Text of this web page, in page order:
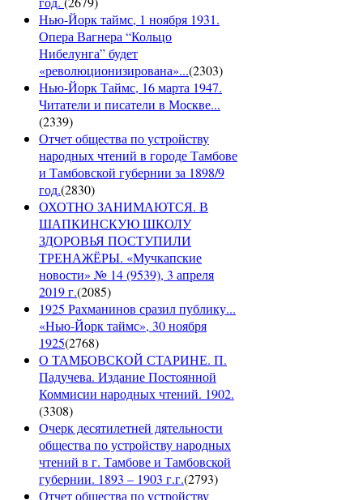
Нью-Йорк таймс, 1 ноября 1931.
Опера Вагнера “Кольцо
Нибелунга” будет
«революционизирована»...(2303)
Нью-Йорк Таймс, 16 марта 1947.
Читатели и писатели в Москве...
(2339)
Отчет общества по устройству
народных чтений в городе Тамбове
и Тамбовской губернии за 1898/9
год.(2830)
ОХОТНО ЗАНИМАЮТСЯ. В
ШАПКИНСКУЮ ШКОЛУ
ЗДОРОВЬЯ ПОСТУПИЛИ
ТРЕНАЖЁРЫ. «Мучкапские
новости» № 14 (9539), 3 апреля
2019 г.(2085)
1925 Рахманинов сразил публику...
«Нью-Йорк таймс», 30 ноября
1925(2768)
О ТАМБОВСКОЙ СТАРИНЕ. П.
Падучева. Издание Постоянной
Коммисии народных чтений. 1902.
(3308)
Очерк десятилетней дятельности
общества по устройству народных
чтений в г. Тамбове и Тамбовской
губернии. 1893 – 1903 г.г.(2793)
Отчет общества по устройству